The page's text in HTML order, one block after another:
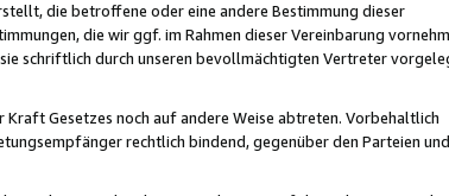
die betroffene oder eine andere Bestimmung dieser
die wir ggf. im Rahmen dieser Vereinbarung
schriftlich durch unseren bevollmächtigten Vertreter
Gesetzes noch auf andere Weise abtreten. Vorbehaltlich
rechtlich bindend, gegenüber den Parteien und